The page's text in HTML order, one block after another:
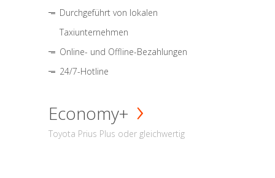
Durchgeführt von lokalen
Taxiunternehmen
Online- und Offline-Bezahlungen
24/7-Hotline
Economy+
Toyota Prius Plus oder gleichwertig